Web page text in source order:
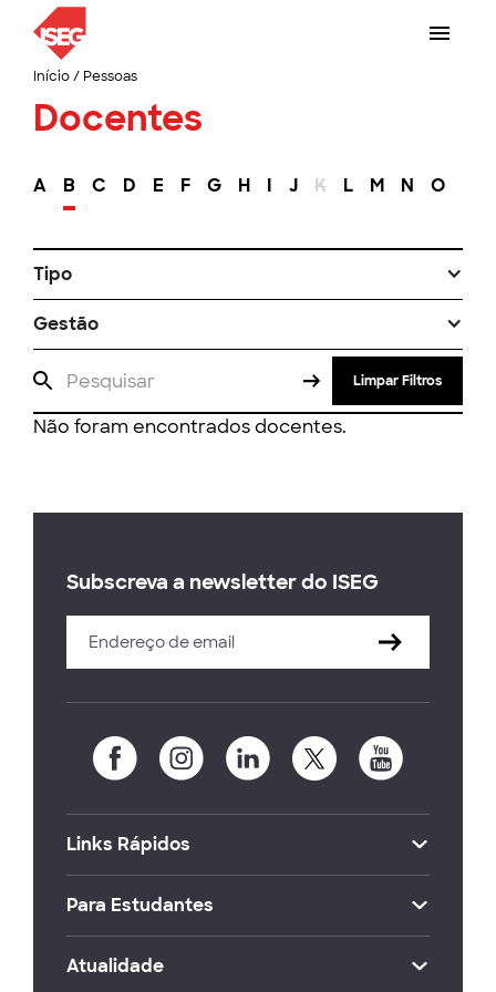
Início/ Pessoas
Docentes
A B C D E F G H I J K L M N O
Tipo
Gestão
Limpar Filtros
Não foram encontrados docentes.
Subscreva a newsletter do ISEG
Links Rápidos
Para Estudantes
Atualidade